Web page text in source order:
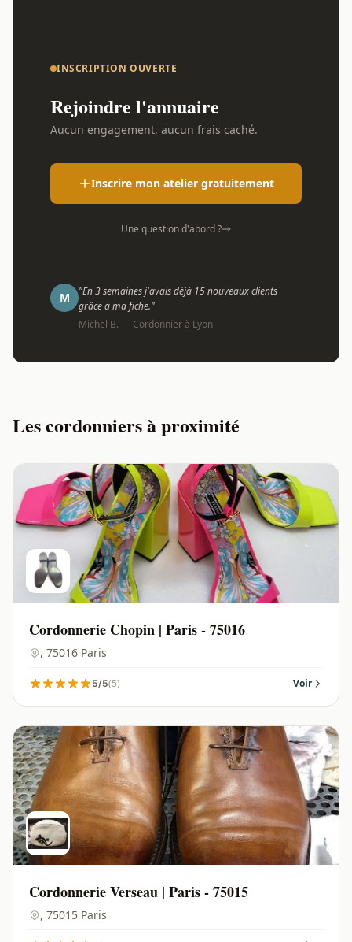
INSCRIPTION OUVERTE
Rejoindre l'annuaire
Aucun engagement, aucun frais caché.
Inscrire mon atelier gratuitement
Une question d'abord ?
M
"En 3 semaines j'avais déjà 15 nouveaux clients
grâce à ma fiche."
Michel B. — Cordonnier à Lyon
Les cordonniers à proximité
Cordonnerie Chopin | Paris - 75016
, 75016 Paris
5/5(5) Voir
Cordonnerie Verseau | Paris - 75015
, 75015 Paris